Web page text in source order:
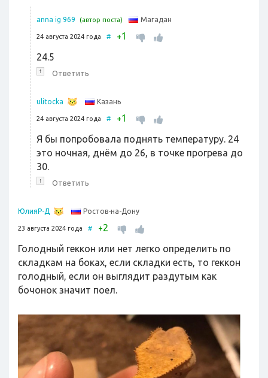
anna ig 969 (автор поста) Магадан
24 августа 2024 года # +1
24.5
↑ Ответить
ulitocka Казань
24 августа 2024 года # +1
Я бы попробовала поднять температуру. 24
это ночная, днём до 26, в точке прогрева до
30.
↑ Ответить
ЮлияР-Д Ростов-на-Дону
23 августа 2024 года # +2
Голодный геккон или нет легко определить по
складкам на боках, если складки есть, то геккон
голодный, если он выглядит раздутым как
бочонок значит поел.